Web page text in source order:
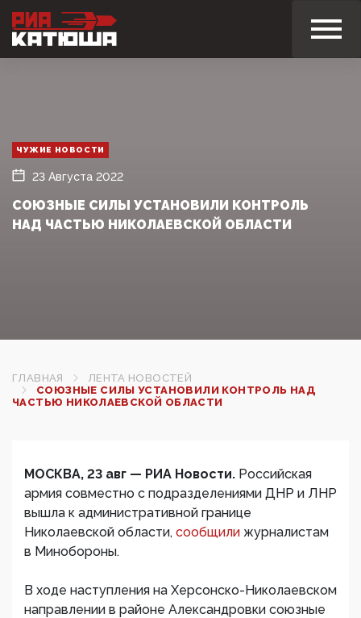
ЧУЖИЕ НОВОСТИ
23 Августа 2022
СОЮЗНЫЕ СИЛЫ УСТАНОВИЛИ КОНТРОЛЬ
НАД ЧАСТЬЮ НИКОЛАЕВСКОЙ ОБЛАСТИ
ГЛАВНАЯ
ЛЕНТА НОВОСТЕЙ
СОЮЗНЫЕ СИЛЫ УСТАНОВИЛИ КОНТРОЛЬ НАД
ЧАСТЬЮ НИКОЛАЕВСКОЙ ОБЛАСТИ
МОСКВА, 23 авг — РИА Новости. Российская
армия совместно с подразделениями ДНР и ЛНР
вышла к административной границе
Николаевской области, сообщили журналистам
в Минобороны.
В ходе наступления на Херсонско-Николаевском
направлении в районе Александровки союзные